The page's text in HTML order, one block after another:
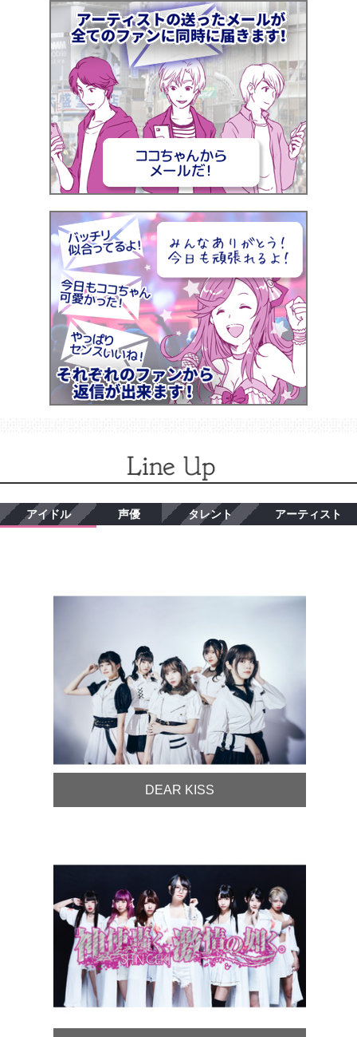
アイドル 声優 タレント アーティスト
DEAR KISS